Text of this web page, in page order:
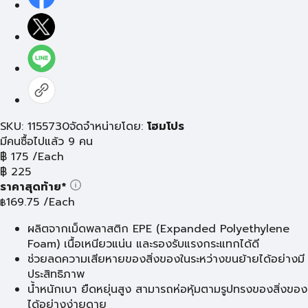
SKU: 1155730จัดจำหน่ายโดย: โฮมโปร
มีคนซื้อไปแล้ว 9 คน
฿ 175 /Each
฿ 225
ราคาสุดท้าย*
฿169.75 /Each
ผลิตจากเม็ดพลาสติก EPE (Expanded Polyethylene
Foam) เนื้อเหนียวแน่น และรองรับแรงกระแทกได้ดี
ช่วยลดความเสียหายของสิ่งของในระหว่างขนย้ายได้อย่างมี
ประสิทธิภาพ
น้ำหนักเบา ยืดหยุ่นสูง สามารถห่อหุ้มตามรูปทรงของสิ่งของ
ได้อย่างง่ายดาย